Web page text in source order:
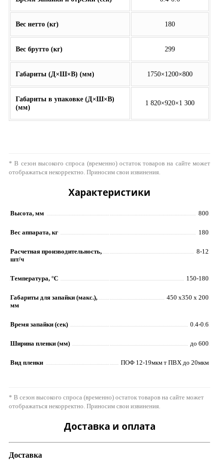
Вес нетто (кг) 180
Вес брутто (кг) 299
Габариты (Д×Ш×В) (мм) 1750×1200×800
Габариты в упаковке (Д×Ш×В)
(мм)
1 820×920×1 300
* В сезон высокого спроса (временно) остаток товаров на сайте может
отображаться некорректно. Приносим свои извинения.
Характеристики
Высота, мм 800
Вес аппарата, кг 180
Расчетная производительность,
шт/ч
8-12
Температура, °C 150-180
Габариты для запайки (макс.),
мм
450 х350 х 200
Время запайки (сек) 0.4-0.6
Ширина пленки (мм) до 600
Вид пленки ПОФ 12-19мкм т ПВХ до 20мкм
* В сезон высокого спроса (временно) остаток товаров на сайте может
отображаться некорректно. Приносим свои извинения.
Доставка и оплата
Доставка